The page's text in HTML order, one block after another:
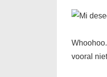
vooral